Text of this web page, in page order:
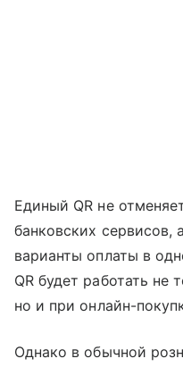
Единый QR не
банковских сервисов,
варианты оплаты в
QR будет работать не
но и при онлайн-
Однако в обычной